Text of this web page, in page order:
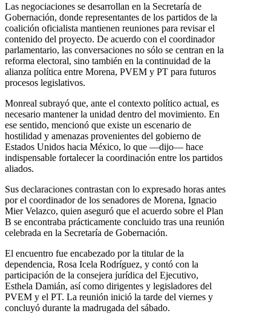
Las negociaciones se desarrollan en la Secretaría de
Gobernación, donde representantes de los partidos de la
coalición oficialista mantienen reuniones para revisar el
contenido del proyecto. De acuerdo con el coordinador
parlamentario, las conversaciones no sólo se centran en la
reforma electoral, sino también en la continuidad de la
alianza política entre Morena, PVEM y PT para futuros
procesos legislativos.
Monreal subrayó que, ante el contexto político actual, es
necesario mantener la unidad dentro del movimiento. En
ese sentido, mencionó que existe un escenario de
hostilidad y amenazas provenientes del gobierno de
Estados Unidos hacia México, lo que —dijo— hace
indispensable fortalecer la coordinación entre los partidos
aliados.
Sus declaraciones contrastan con lo expresado horas antes
por el coordinador de los senadores de Morena, Ignacio
Mier Velazco, quien aseguró que el acuerdo sobre el Plan
B se encontraba prácticamente concluido tras una reunión
celebrada en la Secretaría de Gobernación.
El encuentro fue encabezado por la titular de la
dependencia, Rosa Icela Rodríguez, y contó con la
participación de la consejera jurídica del Ejecutivo,
Esthela Damián, así como dirigentes y legisladores del
PVEM y el PT. La reunión inició la tarde del viernes y
concluyó durante la madrugada del sábado.